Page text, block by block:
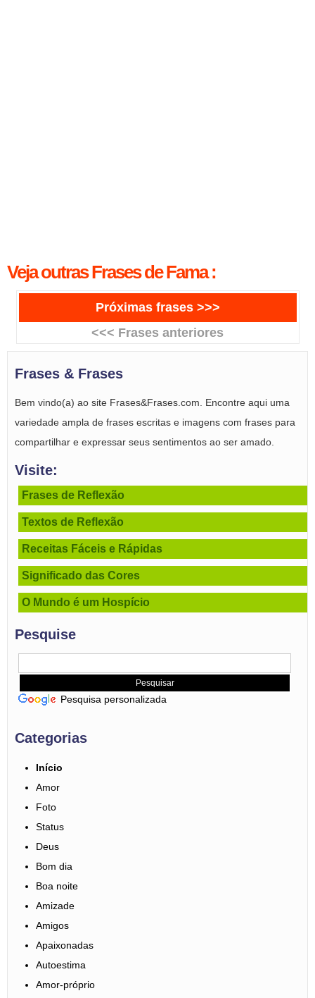
Veja outras Frases de Fama :
Próximas frases >>>
<<< Frases anteriores
Frases & Frases
Bem vindo(a) ao site Frases&Frases.com. Encontre aqui uma
variedade ampla de frases escritas e imagens com frases para
compartilhar e expressar seus sentimentos ao ser amado.
Visite:
Frases de Reflexão
Textos de Reflexão
Receitas Fáceis e Rápidas
Significado das Cores
O Mundo é um Hospício
Pesquise
Pesquisa personalizada
Categorias
Início
Amor
Foto
Status
Deus
Bom dia
Boa noite
Amizade
Amigos
Apaixonadas
Autoestima
Amor-próprio